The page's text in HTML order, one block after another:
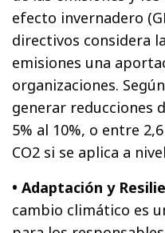
efecto invernadero
directivos considera
emisiones una
organizaciones.
generar reducciones
5% al 10%, o entre
CO2 si se aplica a
• Adaptación y
cambio climático es